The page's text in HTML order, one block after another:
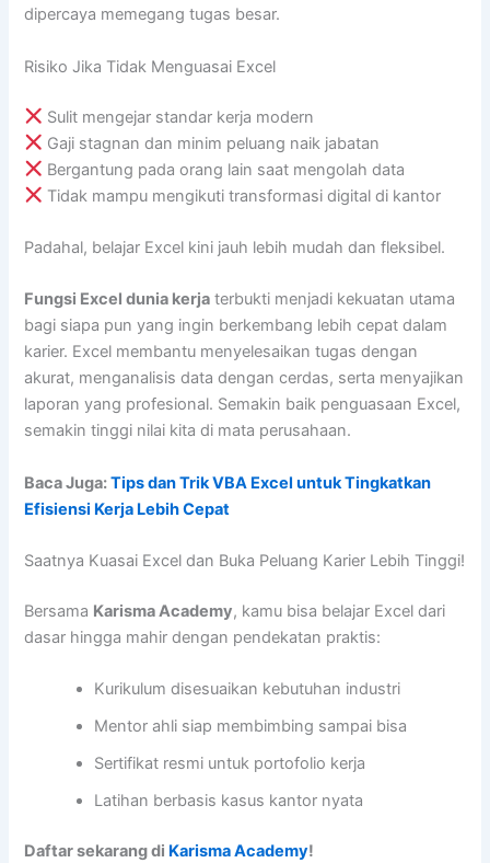
dipercaya memegang tugas besar.
Risiko Jika Tidak Menguasai Excel
Sulit mengejar standar kerja modern
Gaji stagnan dan minim peluang naik jabatan
Bergantung pada orang lain saat mengolah data
Tidak mampu mengikuti transformasi digital di kantor
Padahal, belajar Excel kini jauh lebih mudah dan fleksibel.
Fungsi Excel dunia kerja terbukti menjadi kekuatan utama
bagi siapa pun yang ingin berkembang lebih cepat dalam
karier. Excel membantu menyelesaikan tugas dengan
akurat, menganalisis data dengan cerdas, serta menyajikan
laporan yang profesional. Semakin baik penguasaan Excel,
semakin tinggi nilai kita di mata perusahaan.
Baca Juga:Tips dan Trik VBA Excel untuk Tingkatkan
Efisiensi Kerja Lebih Cepat
Saatnya Kuasai Excel dan Buka Peluang Karier Lebih Tinggi!
Bersama Karisma Academy, kamu bisa belajar Excel dari
dasar hingga mahir dengan pendekatan praktis:
Kurikulum disesuaikan kebutuhan industri
Mentor ahli siap membimbing sampai bisa
Sertifikat resmi untuk portofolio kerja
Latihan berbasis kasus kantor nyata
Daftar sekarang di Karisma Academy!